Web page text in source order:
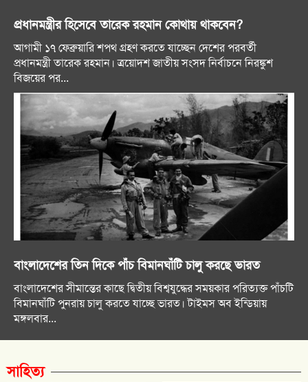
প্রধানমন্ত্রীর হিসেবে তারেক রহমান কোথায় থাকবেন?
আগামী ১৭ ফেব্রুয়ারি শপথ গ্রহণ করতে যাচ্ছেন দেশের পরবর্তী
প্রধানমন্ত্রী তারেক রহমান। ত্রয়োদশ জাতীয় সংসদ নির্বাচনে নিরঙ্কুশ
বিজয়ের পর...
বাংলাদেশের তিন দিকে পাঁচ বিমানঘাঁটি চালু করছে ভারত
বাংলাদেশের সীমান্তের কাছে দ্বিতীয় বিশ্বযুদ্ধের সময়কার পরিত্যক্ত পাঁচটি
বিমানঘাঁটি পুনরায় চালু করতে যাচ্ছে ভারত। টাইমস অব ইন্ডিয়ায়
মঙ্গলবার...
সাহিত্য